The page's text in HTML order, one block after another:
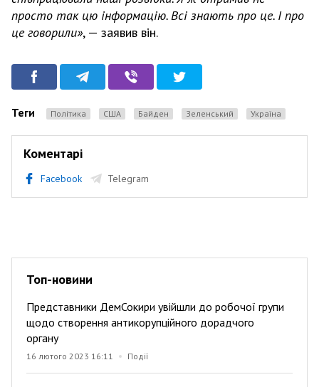
просто так цю інформацію. Всі знають про це. І про
це говорили», — заявив він.
Теги Політика США Байден Зеленський Україна
Коментарі
Facebook Telegram
Топ-новини
Представники ДемСокири увійшли до робочої групи
щодо створення антикорупційного дорадчого
органу
16 лютого 2023 16:11 Події